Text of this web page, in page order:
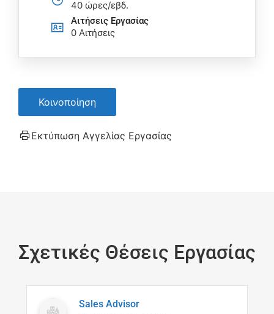
40 ώρες/εβδ.
Αιτήσεις Eργασίας
0 Αιτήσεις
Κοινοποίηση
Εκτύπωση Αγγελίας Εργασίας
Σχετικές Θέσεις Εργασίας
Sales Advisor